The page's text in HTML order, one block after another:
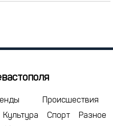
2025
12 13 14
26
3 4
9 10 11
Происшествия
Культура Спорт Разное